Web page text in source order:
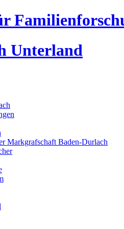
Unterland
Markgrafschaft Baden-Durlach